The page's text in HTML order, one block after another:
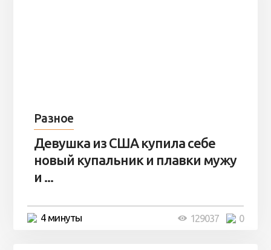
Разное
Девушка из США купила себе
новый купальник и плавки мужу
и ...
4 минуты 0
129037